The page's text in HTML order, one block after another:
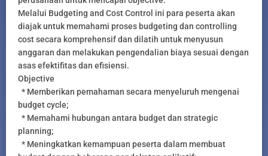
Melalui Budgeting and Cost Control ini para peserta akan
diajak untuk memahami proses budgeting dan controlling
cost secara komprehensif dan dilatih untuk menyusun
anggaran dan melakukan pengendalian biaya sesuai dengan
asas efektifitas dan efisiensi.
Objective
* Memberikan pemahaman secara menyeluruh mengenai
budget cycle;
* Memahami hubungan antara budget dan strategic
planning;
* Meningkatkan kemampuan peserta dalam membuat